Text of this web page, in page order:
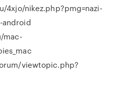
4xjo/nikez.php?pmg=nazi-
android
mac-
viewtopic.php?